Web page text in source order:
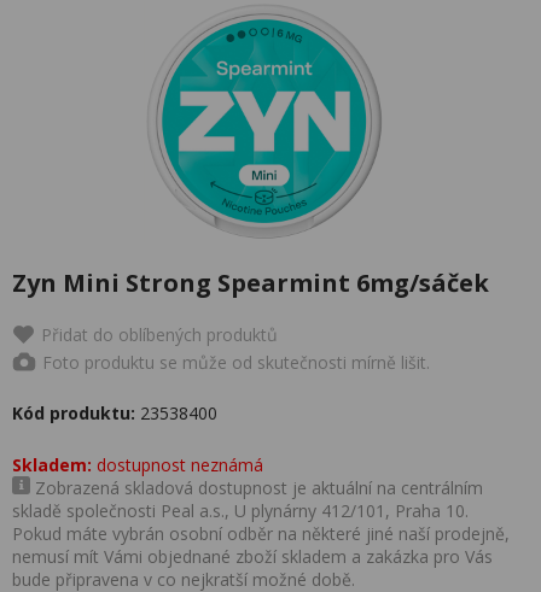
Zyn Mini Strong Spearmint 6mg/sáček
Přidat do oblíbených produktů
Foto produktu se může od skutečnosti mírně lišit.
Kód produktu: 23538400
Skladem: dostupnost neznámá
Zobrazená skladová dostupnost je aktuální na centrálním
skladě společnosti Peal a.s., U plynárny 412/101, Praha 10.
Pokud máte vybrán osobní odběr na některé jiné naší prodejně,
nemusí mít Vámi objednané zboží skladem a zakázka pro Vás
bude připravena v co nejkratší možné době.